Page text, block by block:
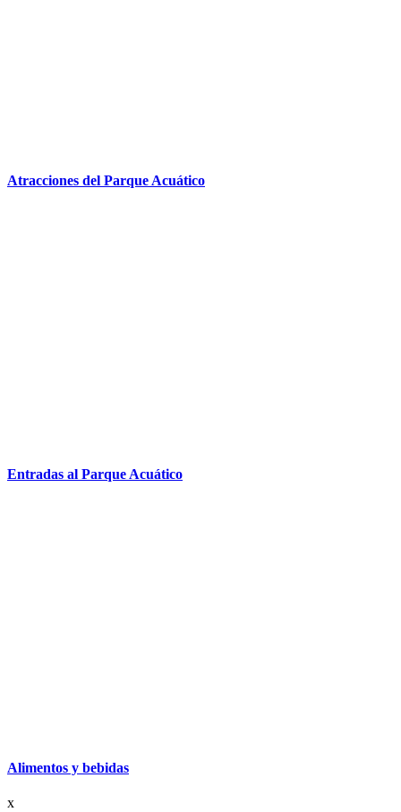
Atracciones del Parque Acuático
Entradas al Parque Acuático
Alimentos y bebidas
x